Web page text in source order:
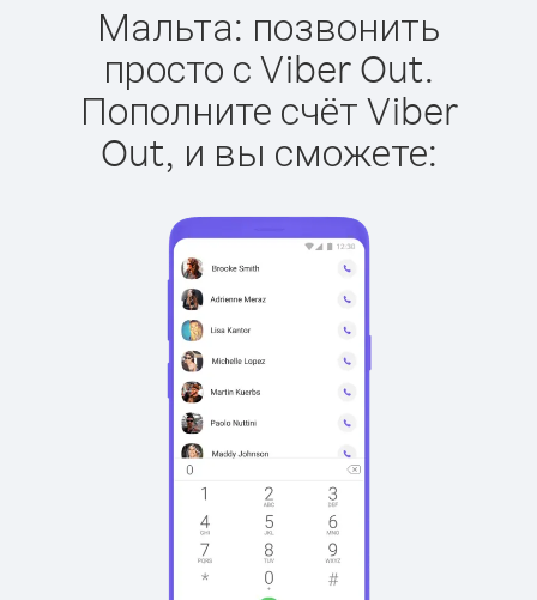
Мальта: позвонить
просто с Viber Out.
Пополните счёт Viber
Out, и вы сможете: